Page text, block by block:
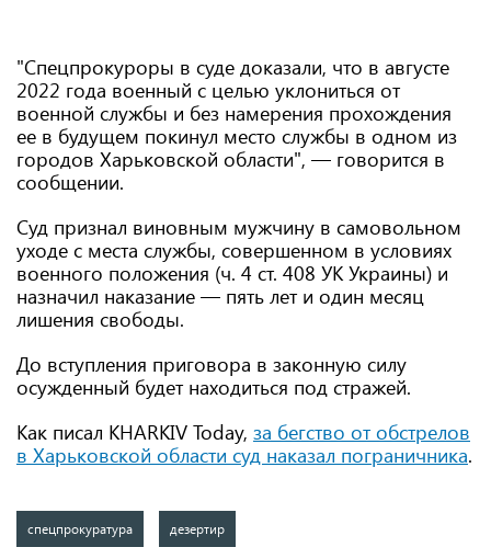
"Спецпрокуроры в суде доказали, что в августе
2022 года военный с целью уклониться от
военной службы и без намерения прохождения
ее в будущем покинул место службы в одном из
городов Харьковской области", — говорится в
сообщении.
Суд признал виновным мужчину в самовольном
уходе с места службы, совершенном в условиях
военного положения (ч. 4 ст. 408 УК Украины) и
назначил наказание — пять лет и один месяц
лишения свободы.
До вступления приговора в законную силу
осужденный будет находиться под стражей.
Как писал KHARKIV Today, за бегство от обстрелов
в Харьковской области суд наказал пограничника.
спецпрокуратура дезертир